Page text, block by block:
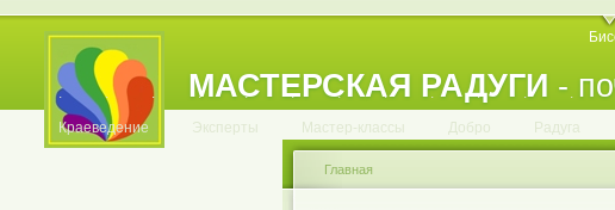
МАСТЕРСКАЯ РАДУГИ -
. . . . . . . . . . . .
Краеведение Эксперты Мастер-классы Добро Радуга
Главная